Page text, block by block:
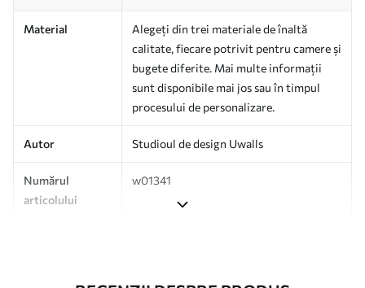
Material
Alegeți din trei materiale de înaltă
calitate, fiecare potrivit pentru camere și
bugete diferite. Mai multe informații
sunt disponibile mai jos sau în timpul
procesului de personalizare.
Autor Studioul de design Uwalls
Numărul
articolului
w01341